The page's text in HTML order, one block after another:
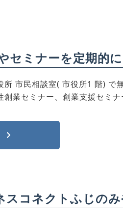
セミナーを定期的
市民相談室( 市役所1 階) で
創業セミナー、創業支援セミ
スコネクトふじのみ